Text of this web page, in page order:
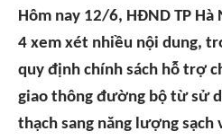
Hôm nay 12/6, HĐND TP
4 xem xét nhiều nội dung,
quy định chính sách hỗ trợ
giao thông đường bộ từ sử
thạch sang năng lượng sạch